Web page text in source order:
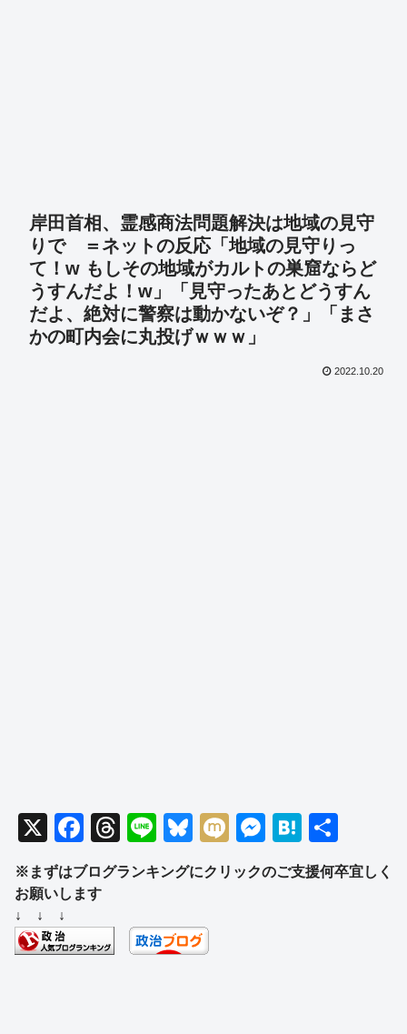
岸田首相、霊感商法問題解決は地域の見守
りで ＝ネットの反応「地域の見守りっ
て！w もしその地域がカルトの巣窟ならど
うすんだよ！w」「見守ったあとどうすん
だよ、絶対に警察は動かないぞ？」「まさ
かの町内会に丸投げｗｗｗ」
2022.10.20
X
F
a
c
b
T
hr
e
d
Li
n
e
Bl
e
y
M
ixi
M
ss
H
at
e
有
※まずはブログランキングにクリックのご支援何卒宜しく
お願いします
↓ ↓ ↓